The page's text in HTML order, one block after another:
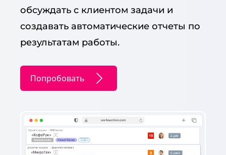
обсуждать с клиентом задачи и
создавать автоматические отчеты по
результатам работы.
Попробовать